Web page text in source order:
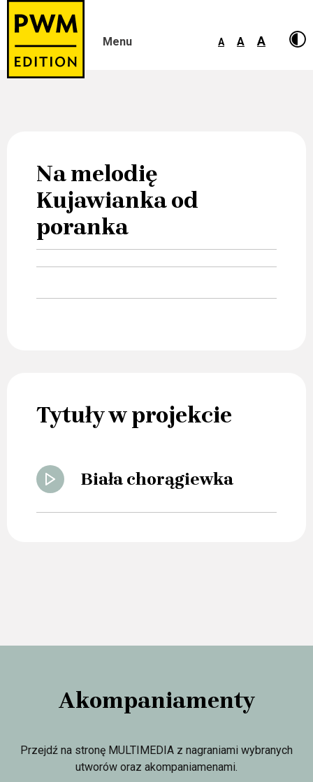
Skip
Menu A A A
Na melodię
Kujawianka od
poranka
Tytuły w projekcie
Biała chorągiewka
Akompaniamenty
Przejdź na stronę MULTIMEDIA z nagraniami wybranych
utworów oraz akompaniamenami.